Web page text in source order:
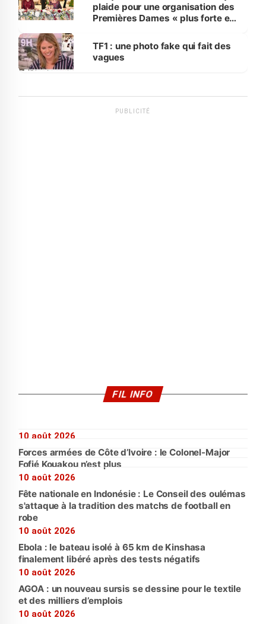
plaide pour une organisation des
Premières Dames « plus forte et
sur la scène internationale »
TF1 : une photo fake qui fait des
vagues
PUBLICITÉ
FIL INFO
10 août 2026
Forces armées de Côte d’Ivoire : le Colonel-Major
Fofié Kouakou n’est plus
10 août 2026
Fête nationale en Indonésie : Le Conseil des oulémas
s'attaque à la tradition des matchs de football en
robe
10 août 2026
Ebola : le bateau isolé à 65 km de Kinshasa
finalement libéré après des tests négatifs
10 août 2026
AGOA : un nouveau sursis se dessine pour le textile
et des milliers d’emplois
10 août 2026